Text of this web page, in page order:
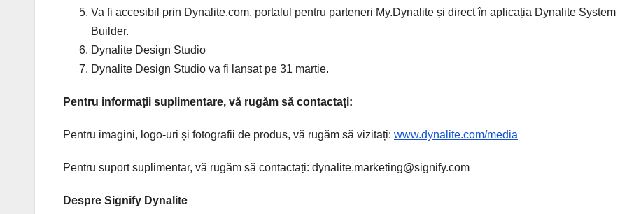
Va fi accesibil prin Dynalite.com, portalul pentru parteneri My.Dynalite și direct în aplicația Dynalite System
Builder.
Dynalite Design Studio
Dynalite Design Studio va fi lansat pe 31 martie.
Pentru informații suplimentare, vă rugăm să contactați:
Pentru imagini, logo-uri și fotografii de produs, vă rugăm să vizitați: www.dynalite.com/media
Pentru suport suplimentar, vă rugăm să contactați: dynalite.marketing@signify.com
Despre Signify Dynalite